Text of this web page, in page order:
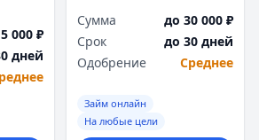
000 ₽
дней
Сумма
до 30 000 ₽
Срок
до 30 дней
Одобрение
Среднее
Займ онлайн
На любые цели